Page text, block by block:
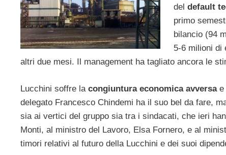
del default
primo
bilancio (94
5-6 milioni di
altri due mesi. Il management ha tagliato ancora le
Lucchini soffre la congiuntura economica avversa e
delegato Francesco Chindemi ha il suo bel da fare,
sia ai vertici del gruppo sia tra i sindacati, che ieri
Monti, al ministro del Lavoro, Elsa Fornero, e al
timori relativi al futuro della Lucchini e dei suoi